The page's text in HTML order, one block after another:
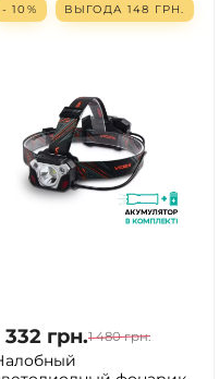
- 10% ВЫГОДА 148 ГРН.
332 грн.1 480 грн.